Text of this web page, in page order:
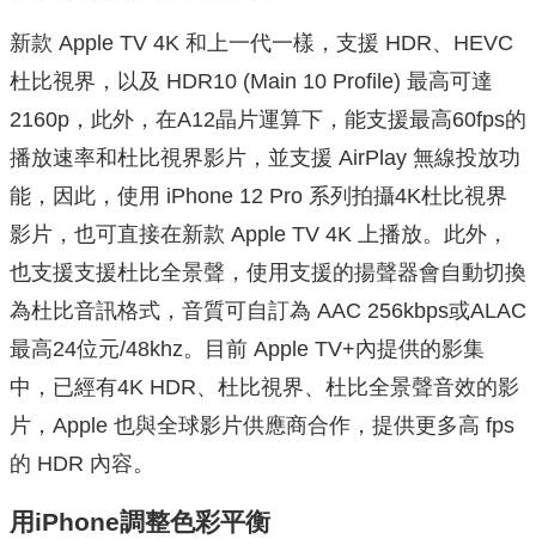
新款 Apple TV 4K 和上一代一樣，支援 HDR、HEVC
杜比視界，以及 HDR10 (Main 10 Profile) 最高可達
2160p，此外，在A12晶片運算下，能支援最高60fps的
播放速率和杜比視界影片，並支援 AirPlay 無線投放功
能，因此，使用 iPhone 12 Pro 系列拍攝4K杜比視界
影片，也可直接在新款 Apple TV 4K 上播放。此外，
也支援支援杜比全景聲，使用支援的揚聲器會自動切換
為杜比音訊格式，音質可自訂為 AAC 256kbps或ALAC
最高24位元/48khz。目前 Apple TV+內提供的影集
中，已經有4K HDR、杜比視界、杜比全景聲音效的影
片，Apple 也與全球影片供應商合作，提供更多高 fps
的 HDR 內容。
用iPhone調整色彩平衡